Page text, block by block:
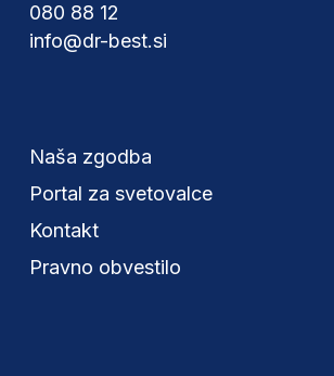
080 88 12
info@dr-best.si
Naša zgodba
Portal za svetovalce
Kontakt
Pravno obvestilo